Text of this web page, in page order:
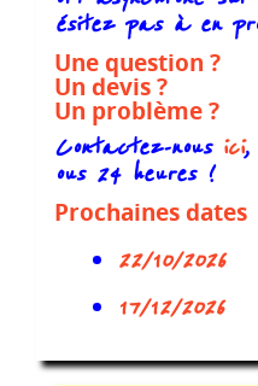
ésitez pas à en
Une question ?
Un devis ?
Un problème ?
Contactez-nous ici,
ous 24 heures !
Prochaines dates
22/10/2026
17/12/2026